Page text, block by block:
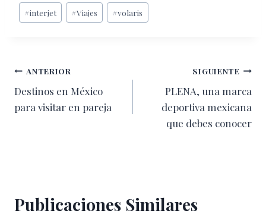
entrada:
#interjet #Viajes #volaris
Navegación
de
ANTERIOR
Destinos en México
para visitar en pareja
SIGUIENTE
PLENA, una marca
deportiva mexicana
que debes conocer
Publicaciones Similares